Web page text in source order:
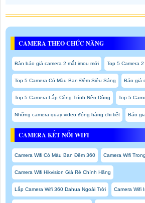
CAMERA THEO CHỨC NĂNG
Bản báo giá camera 2 mắt imou mới Top 5 Camera 2
Top 5 Camera Có Màu Ban Đêm Siêu Sáng Báo giá
Top 5 Camera Lắp Công Trình Nên Dùng Top 5
Những camera quay video đóng hàng chi tiết Báo
CAMERA KẾT NỐI WIFI
Camera Wifi Có Màu Ban Đêm 360 Camera Wifi
Camera Wifi Hikvision Giá Rẻ Chính Hãng
Lắp Camera Wifi 360 Dahua Ngoài Trời Camera Wifi